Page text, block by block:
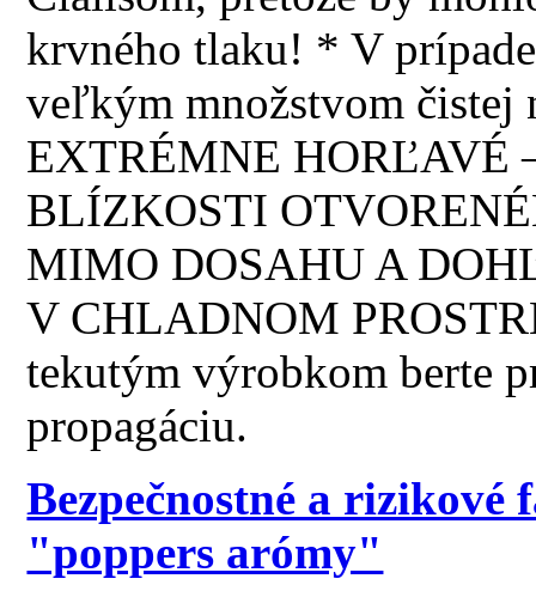
krvného tlaku! * V
veľkým množstvom čistej
EXTRÉMNE HORĽAVÉ
BLÍZKOSTI
MIMO DOSAHU A
V CHLADNOM
tekutým výrobkom berte
propagáciu.
Bezpečnostné a
"poppers arómy"